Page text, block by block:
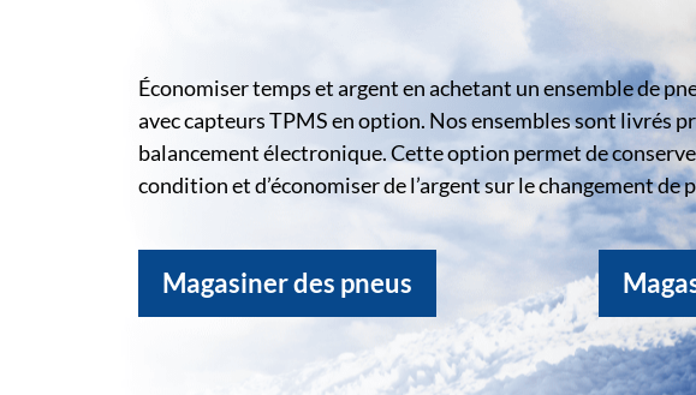
Économiser temps et argent en achetant un ensemble de
avec capteurs TPMS en option. Nos ensembles sont livrés
balancement électronique. Cette option permet de
condition et d’économiser de l’argent sur le changement de
Magasiner des pneus